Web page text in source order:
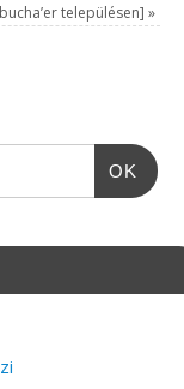
településen] »
OK